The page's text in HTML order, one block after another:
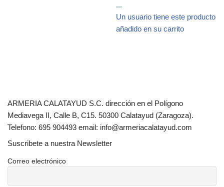
...
Un usuario tiene este producto
añadido en su carrito
ARMERIA CALATAYUD S.C. dirección en el Polígono
Mediavega II, Calle B, C15. 50300 Calatayud (Zaragoza).
Telefono: 695 904493 email: info@armeriacalatayud.com
Suscribete a nuestra Newsletter
Correo electrónico